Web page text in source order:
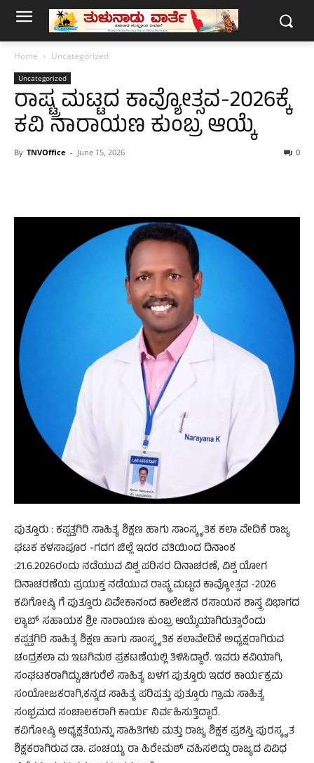
Home Uncategorized
Uncategorized
ರಾಷ್ಟ್ರ ಮಟ್ಟದ ಕಾವ್ಯೋತ್ಸವ-2026ಕ್ಕೆ
ಕವಿ ನಾರಾಯಣ ಕುಂಬ್ರ ಆಯ್ಕೆ
By TNVOffice - June 15, 2026 0
ಪುತ್ತೂರು : ಕಪ್ಪತ್ತಗಿರಿ ಸಾಹಿತ್ಯ ಶಿಕ್ಷಣ ಹಾಗು ಸಾಂಸ್ಕೃತಿಕ ಕಲಾ ವೇದಿಕೆ ರಾಜ್ಯ
ಘಟಕ ಕಳಸಾಪೂರ -ಗದಗ ಜಿಲ್ಲೆ ಇದರ ವತಿಯಿಂದ ದಿನಾಂಕ
:21.6.2026ರಂದು ನಡೆಯುವ ವಿಶ್ವ ಪರಿಸರ ದಿನಾಚರಣೆ, ವಿಶ್ವ ಯೋಗ
ದಿನಾಚರಣೆಯ ಪ್ರಯುಕ್ತ ನಡೆಯುವ ರಾಷ್ಟ್ರ ಮಟ್ಟದ ಕಾವ್ಯೋತ್ಸವ -2026
ಕವಿಗೋಷ್ಠಿ ಗೆ ಪುತ್ತೂರು ವಿವೇಕಾನಂದ ಕಾಲೇಜಿನ ರಸಾಯನ ಶಾಸ್ತ್ರ ವಿಭಾಗದ
ಲ್ಯಾಬ್ ಸಹಾಯಕ ಶ್ರೀ ನಾರಾಯಣ ಕುಂಬ್ರ ಆಯ್ಕೆಯಾಗಿರುತ್ತಾರೆಂದು
ಕಪ್ಪತ್ತಗಿರಿ ಸಾಹಿತ್ಯ ಶಿಕ್ಷಣ ಹಾಗು ಸಾಂಸ್ಕೃತಿಕ ಕಲಾವೇದಿಕೆ ಅಧ್ಯಕ್ಷರಾಗಿರುವ
ಚಂದ್ರಕಲಾ ಮ ಇಟಗಿಮಠ ಪ್ರಕಟಣೆಯಲ್ಲಿ ತಿಳಿಸಿದ್ದಾರೆ. ಇವರು ಕವಿಯಾಗಿ,
ಸಂಘಟಕರಾಗಿದ್ದು,ಚಿಗುರೆಲೆ ಸಾಹಿತ್ಯ ಬಳಗ ಪುತ್ತೂರು ಇದರ ಕಾರ್ಯಕ್ರಮ
ಸಂಯೋಜಕರಾಗಿ,ಕನ್ನಡ ಸಾಹಿತ್ಯ ಪರಿಷತ್ತು ಪುತ್ತೂರು ಗ್ರಾಮ ಸಾಹಿತ್ಯ
ಸಂಭ್ರಮದ ಸಂಚಾಲಕರಾಗಿ ಕಾರ್ಯ ನಿರ್ವಹಿಸುತ್ತಿದ್ದಾರೆ.
ಕವಿಗೋಷ್ಠಿ ಅಧ್ಯಕ್ಷತೆಯನ್ನು ಸಾಹಿತಿಗಳು ಮತ್ತು ರಾಜ್ಯ ಶಿಕ್ಷಕ ಪ್ರಶಸ್ತಿ ಪುರಸ್ಕೃತ
ಶಿಕ್ಷಕರಾಗಿರುವ ಡಾ. ಪಂಚಯ್ಯ ರಾ ಹಿರೇಮಠ್ ವಹಿಸಲಿದ್ದು ರಾಜ್ಯದ ವಿವಿಧ